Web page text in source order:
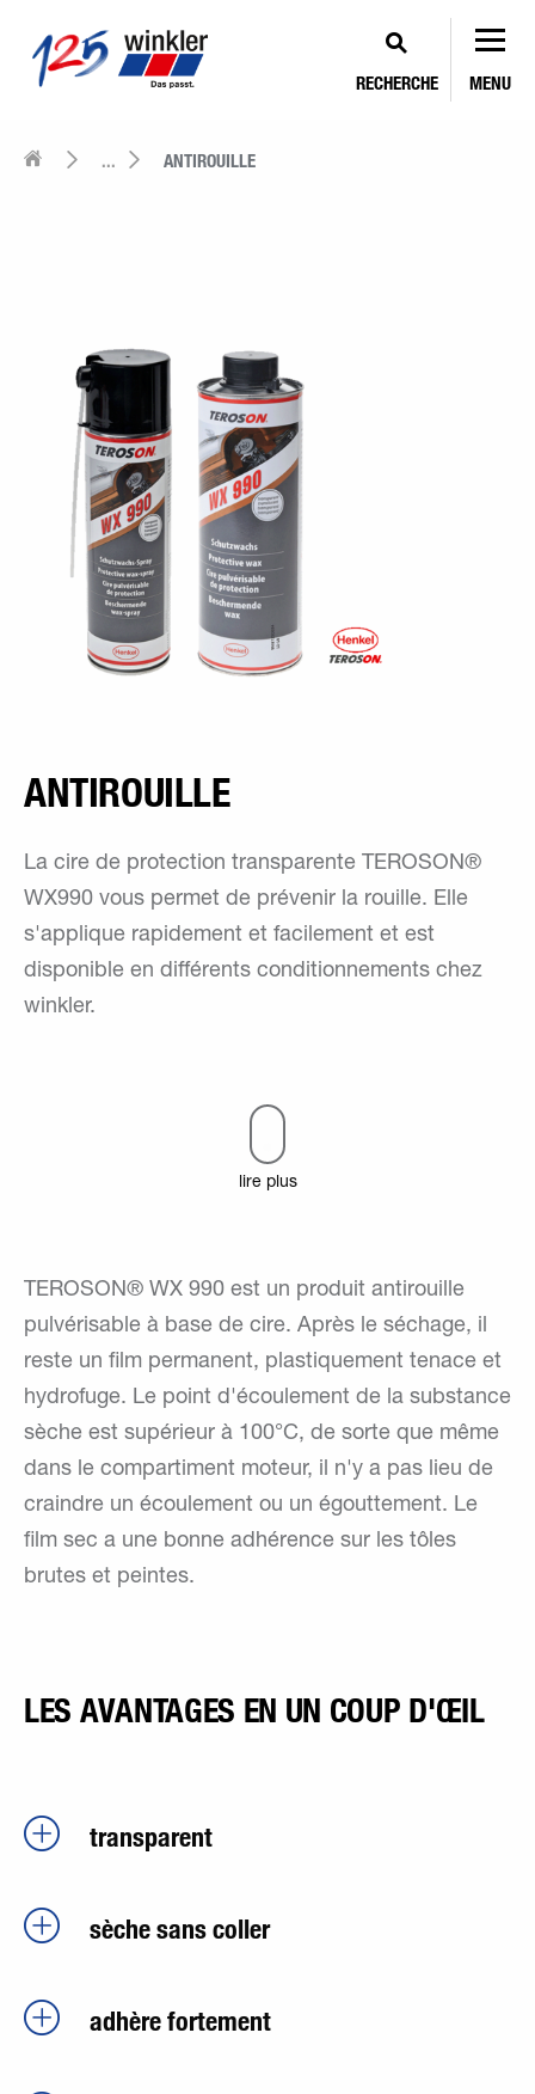
RECHERCHE MENU
... ANTIROUILLE
ANTIROUILLE
La cire de protection transparente TEROSON®
WX990 vous permet de prévenir la rouille. Elle
s'applique rapidement et facilement et est
disponible en différents conditionnements chez
winkler.
lire plus
TEROSON® WX 990 est un produit antirouille
pulvérisable à base de cire. Après le séchage, il
reste un film permanent, plastiquement tenace et
hydrofuge. Le point d'écoulement de la substance
sèche est supérieur à 100°C, de sorte que même
dans le compartiment moteur, il n'y a pas lieu de
craindre un écoulement ou un égouttement. Le
film sec a une bonne adhérence sur les tôles
brutes et peintes.
LES AVANTAGES EN UN COUP D'ŒIL
transparent
sèche sans coller
adhère fortement